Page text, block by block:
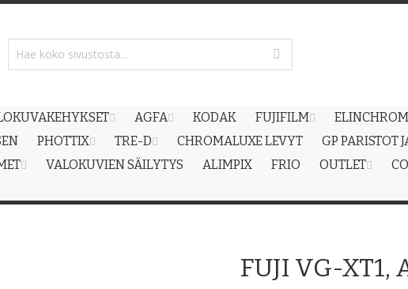
AGFA KODAK FUJIFILM
ELINCHROM
PHOTTIX TRE-D CHROMALUXE LEVYT
GP PARISTOT
VALOKUVIEN SÄILYTYS ALIMPIX FRIO OUTLET
FUJI VG-XT1,